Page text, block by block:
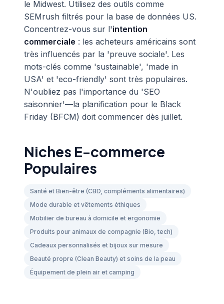
le Midwest. Utilisez des outils comme
SEMrush filtrés pour la base de données US.
Concentrez-vous sur l'intention
commerciale : les acheteurs américains sont
très influencés par la 'preuve sociale'. Les
mots-clés comme 'sustainable', 'made in
USA' et 'eco-friendly' sont très populaires.
N'oubliez pas l'importance du 'SEO
saisonnier'—la planification pour le Black
Friday (BFCM) doit commencer dès juillet.
Niches E-commerce
Populaires
Santé et Bien-être (CBD, compléments alimentaires)
Mode durable et vêtements éthiques
Mobilier de bureau à domicile et ergonomie
Produits pour animaux de compagnie (Bio, tech)
Cadeaux personnalisés et bijoux sur mesure
Beauté propre (Clean Beauty) et soins de la peau
Équipement de plein air et camping